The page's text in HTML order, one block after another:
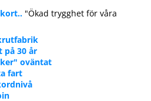
"Ökad trygghet för våra
på 30 år
oväntat
fart